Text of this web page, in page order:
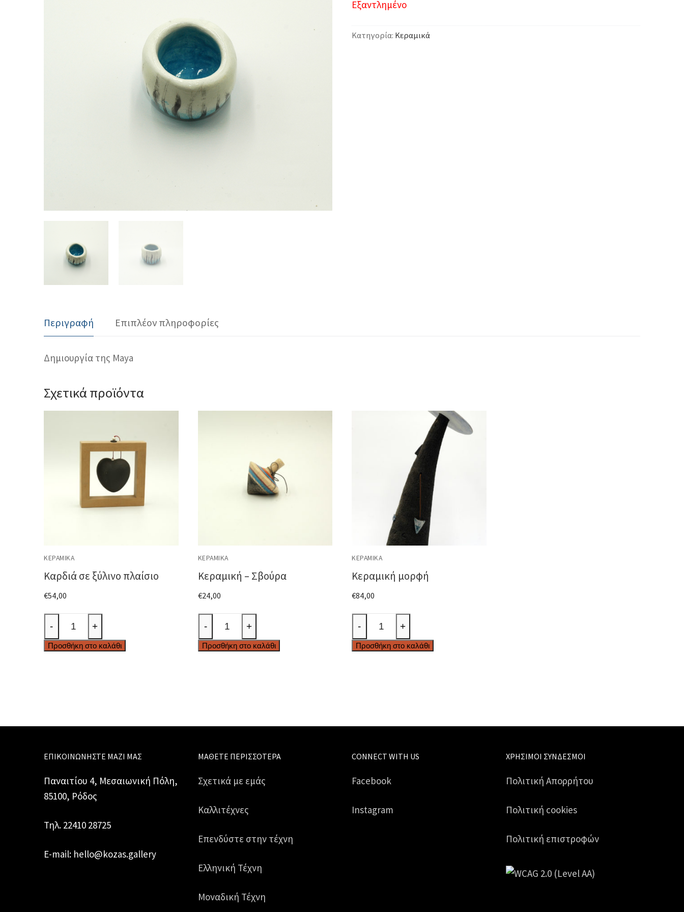
Εξαντλημένο
Κατηγορία: Κεραμικά
Περιγραφή Επιπλέον πληροφορίες
Δημιουργία της Maya
Σχετικά προϊόντα
ΚΕΡΑΜΙΚΆ
Καρδιά σε ξύλινο πλαίσιο
€54,00
Καρδιά
σε
ξύλινο
- +
Προσθήκη στο καλάθι
ΚΕΡΑΜΙΚΆ
Κεραμική – Σβούρα
€24,00
Κεραμική
-
Σβούρα
- +
Προσθήκη στο καλάθι
ΚΕΡΑΜΙΚΆ
Κεραμική μορφή
€84,00
Κεραμική
μορφή
ποσότητα
- +
Προσθήκη στο καλάθι
ΕΠΙΚΟΙΝΩΝΉΣΤΕ ΜΑΖΊ ΜΑΣ
Παναιτίου 4, Μεσαιωνική Πόλη,
85100, Ρόδος
Τηλ. 22410 28725
E-mail: hello@kozas.gallery
ΜΆΘΕΤΕ ΠΕΡΙΣΣΌΤΕΡΑ
Σχετικά με εμάς
Καλλιτέχνες
Επενδύστε στην τέχνη
Ελληνική Τέχνη
Μοναδική Τέχνη
CONNECT WITH US
Facebook
Instagram
ΧΡΉΣΙΜΟΙ ΣΎΝΔΕΣΜΟΙ
Πολιτική Απορρήτου
Πολιτική cookies
Πολιτική επιστροφών